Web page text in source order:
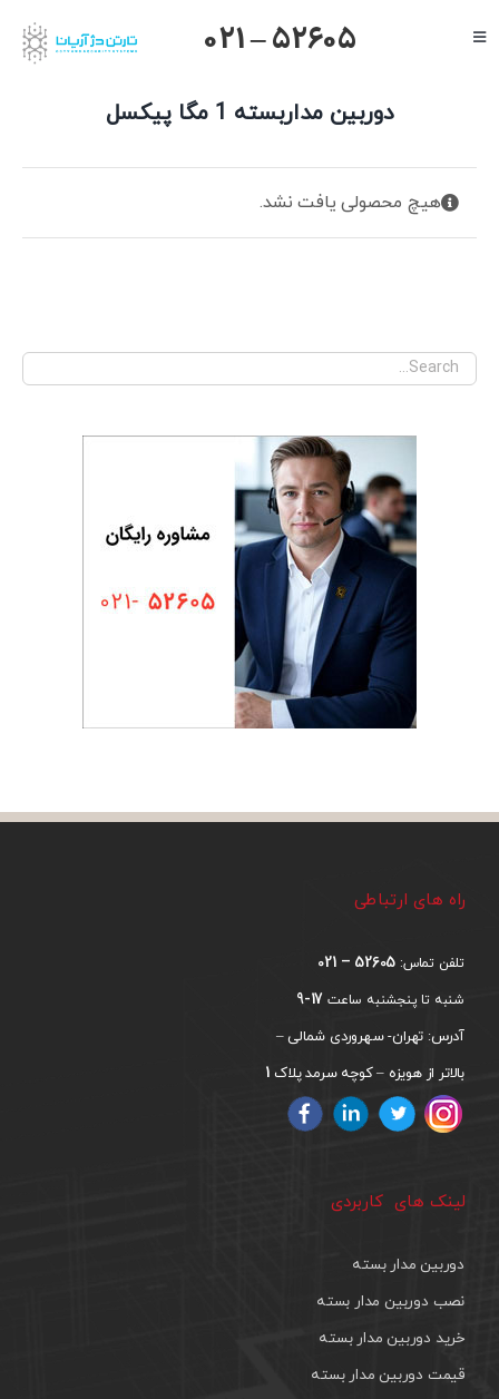
to
Toggle
یالینک
میکروتیک
تیاندی
021 – 52605
دوربین مداربسته 1 مگا پیکسل
هیچ محصولی یافت نشد.
راه های ارتباطی
تلفن تماس: 52605 – 021
شنبه تا پنجشنبه ساعت 17-9
آدرس: تهران- سهروردی شمالی –
بالاتر از هویزه – کوچه سرمد پلاک 1
لینک های کاربردی
دوربین مدار بسته
نصب دوربین مدار بسته
خرید دوربین مدار بسته
قیمت دوربین مدار بسته